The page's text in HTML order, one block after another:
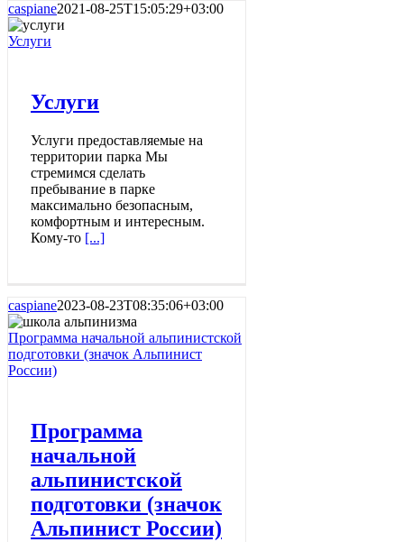
caspiane2021-08-25T15:05:29+03:00
Услуги
Услуги
Услуги предоставляемые на
территории парка Мы
стремимся сделать
пребывание в парке
максимально безопасным,
комфортным и интересным.
Кому-то [...]
caspiane2023-08-23T08:35:06+03:00
Программа начальной альпинистской
подготовки (значок Альпинист
России)
Программа
начальной
альпинистской
подготовки (значок
Альпинист России)